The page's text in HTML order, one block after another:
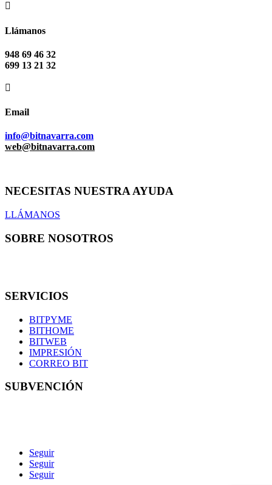

Llámanos
948 69 46 32
699 13 21 32

Email
info@bitnavarra.com
web@bitnavarra.com
NECESITAS NUESTRA AYUDA
LLÁMANOS
SOBRE NOSOTROS
SERVICIOS
BITPYME
BITHOME
BITWEB
IMPRESIÓN
CORREO BIT
SUBVENCIÓN
Seguir
Seguir
Seguir